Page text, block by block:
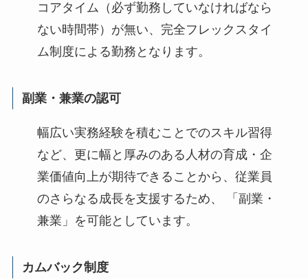
コアタイム（必ず勤務していなければなら
ない時間帯）が無い、完全フレックスタイ
ム制度による勤務となります。
副業・兼業の認可
幅広い実務経験を積むことでのスキル習得
など、更に幅と厚みのある人材の育成・企
業価値向上が期待できることから、従業員
のさらなる成長を支援するため、 「副業・
兼業」を可能としています。
カムバック制度